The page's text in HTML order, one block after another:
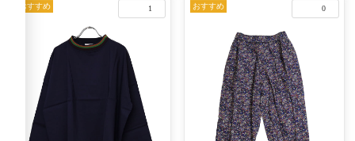
1
おすすめ 0
おすすめ